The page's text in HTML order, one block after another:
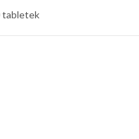
tabletek